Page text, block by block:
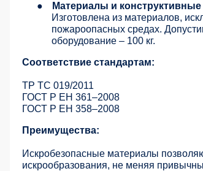
●
Материалы и
Изготовлена из материалов,
пожароопасных средах.
оборудование – 100 кг.
Соответствие стандартам:
ТР ТС 019/2011
ГОСТ Р ЕН 361–2008
ГОСТ Р ЕН 358–2008
Преимущества:
Искробезопасные материалы
искрообразования, не меняя